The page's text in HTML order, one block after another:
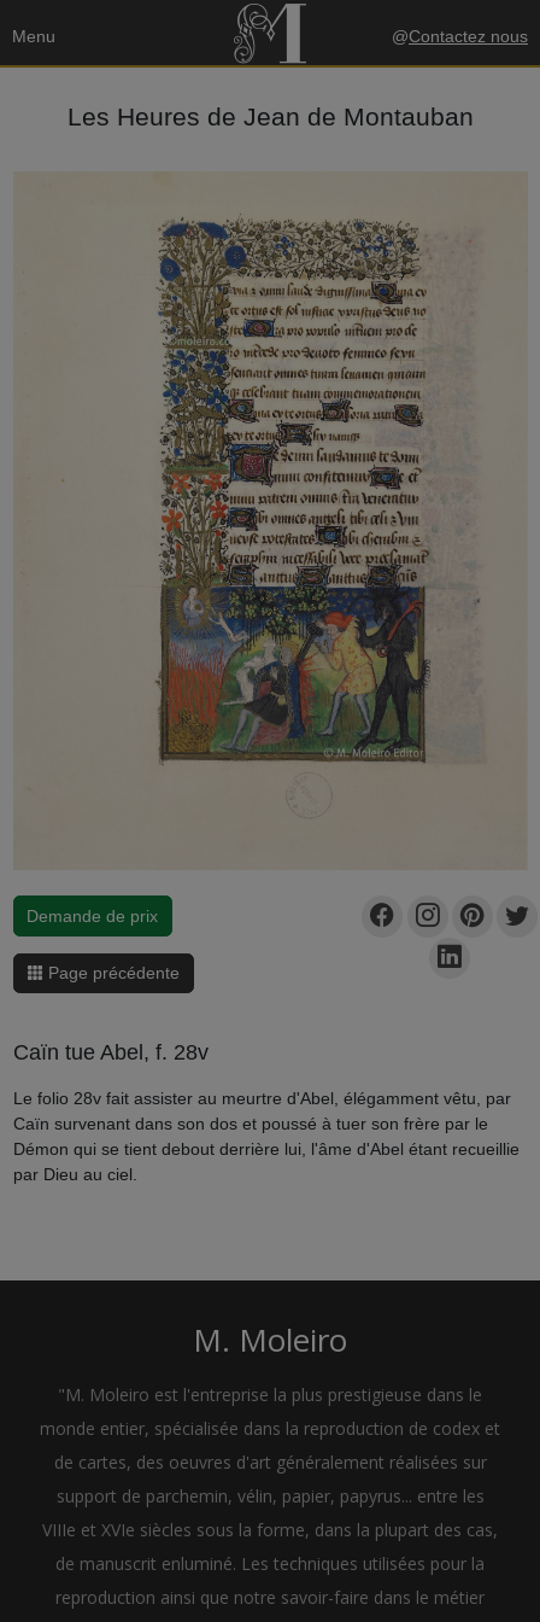
Menu @Contactez nous
Les Heures de Jean de Montauban
Demande de prix
Page précédente
Caïn tue Abel, f. 28v
Le folio 28v fait assister au meurtre d'Abel, élégamment vêtu, par
Caïn survenant dans son dos et poussé à tuer son frère par le
Démon qui se tient debout derrière lui, l'âme d'Abel étant recueillie
par Dieu au ciel.
M. Moleiro
"M. Moleiro est l'entreprise la plus prestigieuse dans le
monde entier, spécialisée dans la reproduction de codex et
de cartes, des oeuvres d'art généralement réalisées sur
support de parchemin, vélin, papier, papyrus... entre les
VIIIe et XVIe siècles sous la forme, dans la plupart des cas,
de manuscrit enluminé. Les techniques utilisées pour la
reproduction ainsi que notre savoir-faire dans le métier